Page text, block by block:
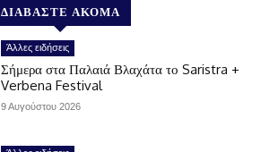
ΔΙΑΒΑΣΤΕ ΑΚΟΜΑ
Άλλες ειδήσεις
Σήμερα στα Παλαιά Βλαχάτα το Saristra +
Verbena Festival
9 Αυγούστου 2026